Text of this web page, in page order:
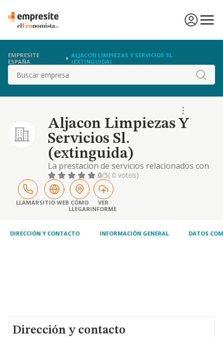
EMPRESITE
ESPAÑA
ALJACON LIMPIEZAS Y SERVICIOS SL.
(EXTINGUIDA)
Buscar
Aljacon Limpiezas Y
Servicios Sl.
(extinguida)
La prestacion de servicios relacionados con
la conservacion, reparacion, saneamiento y
limpieza de toda clase de obras
0/5( 0 votos)
LLAMARSITIO WEB CÓMO
LLEGAR
VER
INFORME
DIRECCIÓN Y CONTACTO INFORMACIÓN GENERAL DATOS
Dirección y contacto